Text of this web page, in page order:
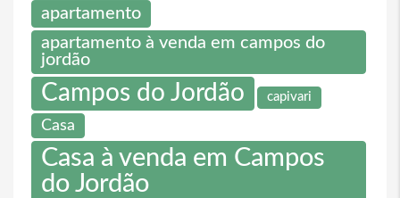
apartamento
apartamento à venda em campos do
jordão
Campos do Jordão capivari
Casa
Casa à venda em Campos
do Jordão